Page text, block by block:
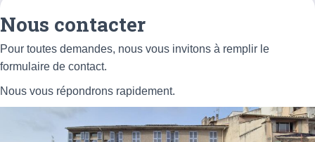
Nous contacter
Pour toutes demandes, nous vous invitons à remplir le
formulaire de contact.
Nous vous répondrons rapidement.